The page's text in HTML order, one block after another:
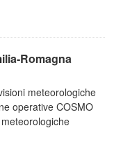
Romagna
meteorologiche
operative COSMO